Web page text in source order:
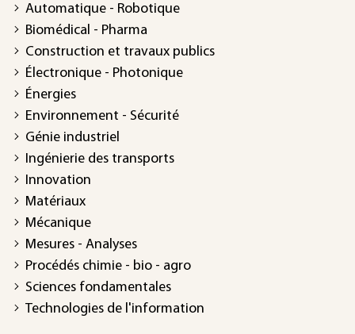
Automatique - Robotique
Biomédical - Pharma
Construction et travaux publics
Électronique - Photonique
Énergies
Environnement - Sécurité
Génie industriel
Ingénierie des transports
Innovation
Matériaux
Mécanique
Mesures - Analyses
Procédés chimie - bio - agro
Sciences fondamentales
Technologies de l'information